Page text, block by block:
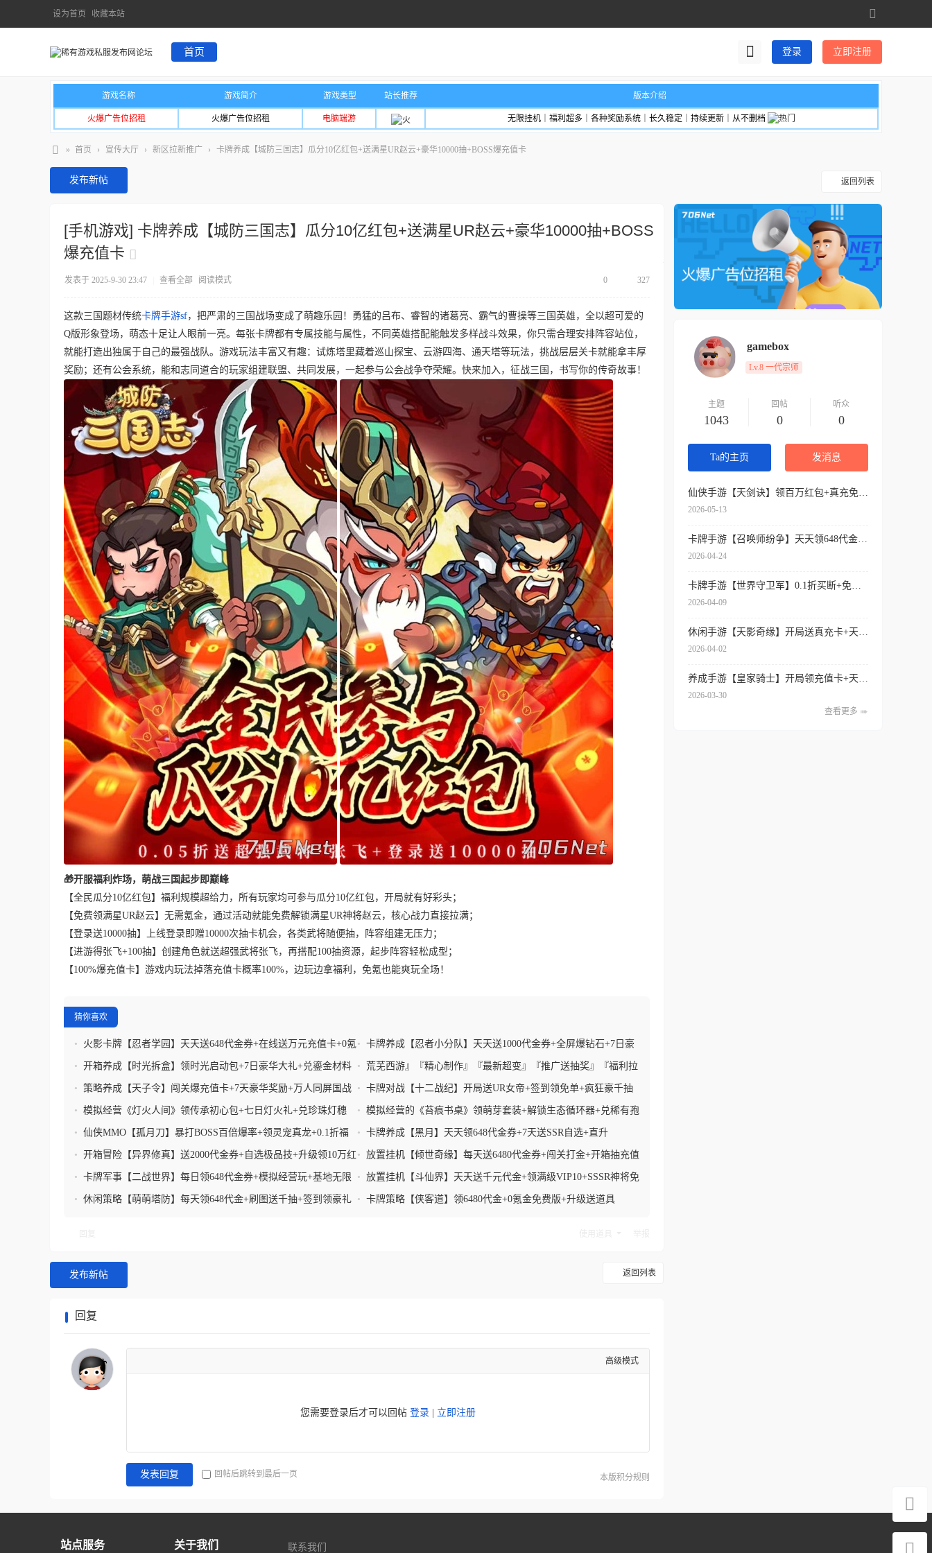
设为首页 收藏本站
切
换
到
宽
首页 登录 立即注册
游戏名称 游戏简介 游戏类型 站长推荐 版本介绍
火爆广告位招租 火爆广告位招租 电脑端游 无限挂机｜福利超多｜各种奖励系统｜长久稳定｜持续更新｜从不删档
» 首页 › 宣传大厅 › 新区拉新推广 › 卡牌养成【城防三国志】瓜分10亿红包+送满星UR赵云+豪华10000抽+BOSS爆充值卡
返回列表
发布新帖
[手机游戏] 卡牌养成【城防三国志】瓜分10亿红包+送满星UR赵云+豪华10000抽+BOSS
爆充值卡
327
0
发表于 2025-9-30 23:47 查看全部 阅读模式
这款三国题材传统卡牌手游sf，把严肃的三国战场变成了萌趣乐园！勇猛的吕布、睿智的诸葛亮、霸气的曹操等三国英雄，全以超可爱的
Q版形象登场，萌态十足让人眼前一亮。每张卡牌都有专属技能与属性，不同英雄搭配能触发多样战斗效果，你只需合理安排阵容站位，
就能打造出独属于自己的最强战队。游戏玩法丰富又有趣：试炼塔里藏着巡山探宝、云游四海、通天塔等玩法，挑战层层关卡就能拿丰厚
奖励；还有公会系统，能和志同道合的玩家组建联盟、共同发展，一起参与公会战争夺荣耀。快来加入，征战三国，书写你的传奇故事！
🎁开服福利炸场，萌战三国起步即巅峰
【全民瓜分10亿红包】福利规模超给力，所有玩家均可参与瓜分10亿红包，开局就有好彩头；
【免费领满星UR赵云】无需氪金，通过活动就能免费解锁满星UR神将赵云，核心战力直接拉满；
【登录送10000抽】上线登录即赠10000次抽卡机会，各类武将随便抽，阵容组建无压力；
【进游得张飞+100抽】创建角色就送超强武将张飞，再搭配100抽资源，起步阵容轻松成型；
【100%爆充值卡】游戏内玩法掉落充值卡概率100%，边玩边拿福利，免氪也能爽玩全场！
猜你喜欢
•
火影卡牌【忍者学园】天天送648代金券+在线送万元充值卡+0氪
金白嫖满+每日疯狂千抽
• 卡牌养成【忍者小分队】天天送1000代金券+全屏爆钻石+7日豪
华大礼
• 开箱养成【时光拆盒】领时光启动包+7日豪华大礼+兑鎏金材料
包
•
荒芜西游』『精心制作』『最新超变』『推广送抽奖』『福利拉
满』群:：187101444
• 策略养成【天子令】闯关爆充值卡+7天豪华奖励+万人同屏国战
+七雄争霸
• 卡牌对战【十二战纪】开局送UR女帝+签到领免单+疯狂豪千抽
+各种免费券
• 模拟经营《灯火人间》领传承初心包+七日灯火礼+兑珍珠灯穗
+解锁限定场景
• 模拟经营的《苔痕书桌》领萌芽套装+解锁生态循环器+兑稀有孢
子+友情肥料
• 仙侠MMO【孤月刀】暴打BOSS百倍爆率+领灵宠真龙+0.1折福
利
• 卡牌养成【黑月】天天领648代金券+7天送SSR自选+直升
VIP7+得UR神选武装
• 开箱冒险【异界修真】送2000代金券+自选极品技+升级领10万红
包
• 放置挂机【倾世奇缘】每天送6480代金券+闯关打金+开箱抽充值
+无限抽奖
• 卡牌军事【二战世界】每日领648代金券+模拟经营玩+基地无限
进化+领英雄黑曼巴
• 放置挂机【斗仙界】天天送千元代金+领满级VIP10+SSSR神将免
费送+打金领金票+0氪金爽玩
• 休闲策略【萌萌塔防】每天领648代金+刷图送千抽+签到领豪礼 • 卡牌策略【侠客道】领6480代金+0氪金免费版+升级送道具
返回列表
发布新帖
回复
高级模式
您需要登录后才可以回帖 登录 立即注册
本版积分规则
发表回复 回帖后跳转到最后一页
gamebox
Lv.8 一代宗师
主题
1043
回帖
0
听众
0
Ta的主页 发消息
2026-05-13
2026-04-24
2026-04-09
2026-04-02
2026-03-30
查看更多
站点服务 关于我们 联系我们